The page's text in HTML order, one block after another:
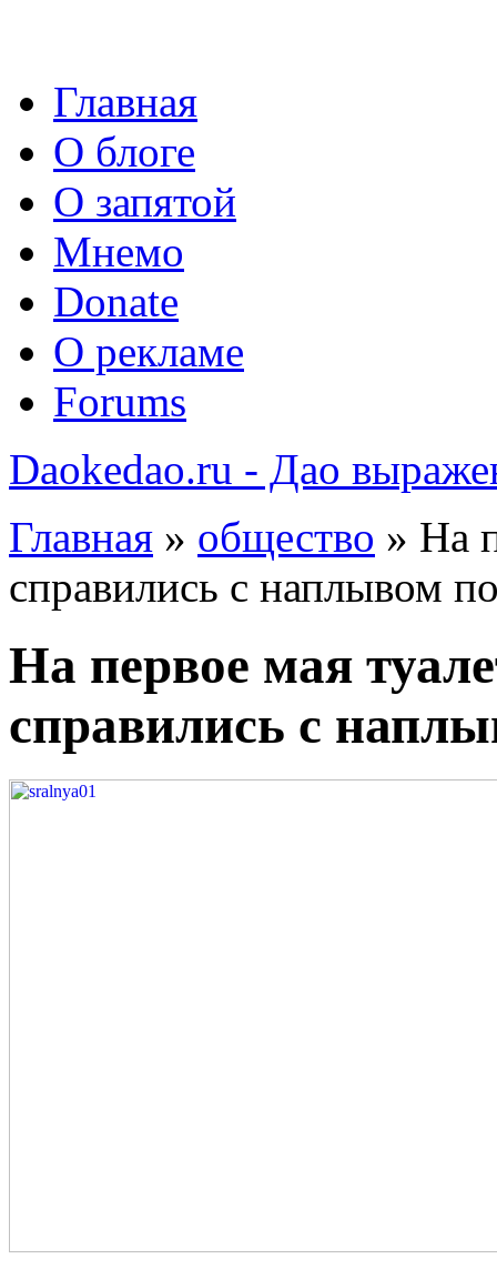
Главная
О блоге
О запятой
Мнемо
Donate
О рекламе
Forums
Daokedao.ru - Дао
Главная » общество » На
справились с наплывом
На первое мая
справились с